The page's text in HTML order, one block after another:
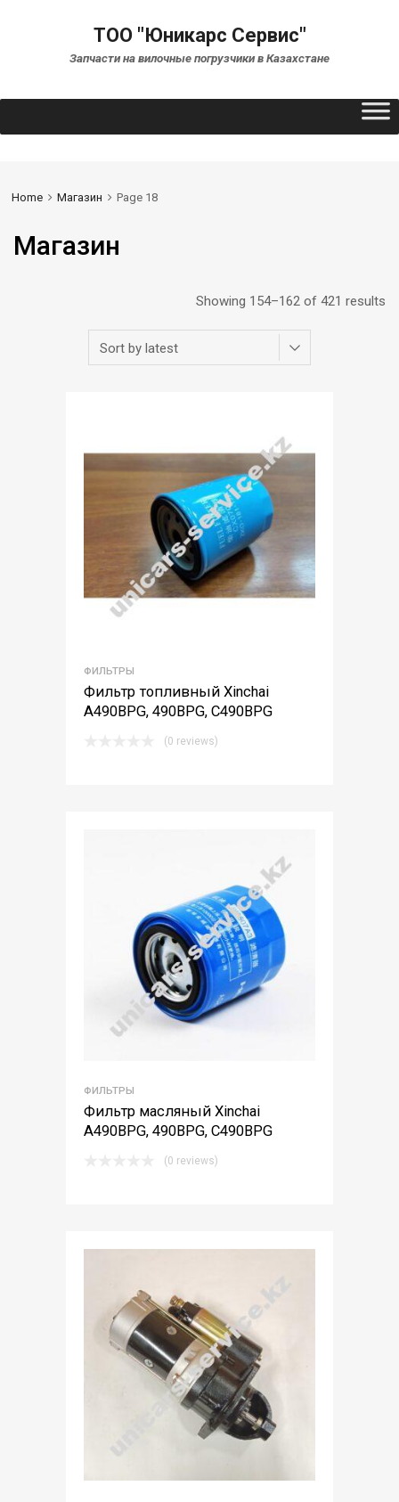
ТОО "Юникарс Сервис"
Запчасти на вилочные погрузчики в Казахстане
Home Магазин Page 18
Магазин
Showing 154–162 of 421 results
ФИЛЬТРЫ
Фильтр топливный Xinchai
A490BPG, 490BPG, С490BPG
(0 reviews)
ФИЛЬТРЫ
Фильтр масляный Xinchai
A490BPG, 490BPG, С490BPG
(0 reviews)